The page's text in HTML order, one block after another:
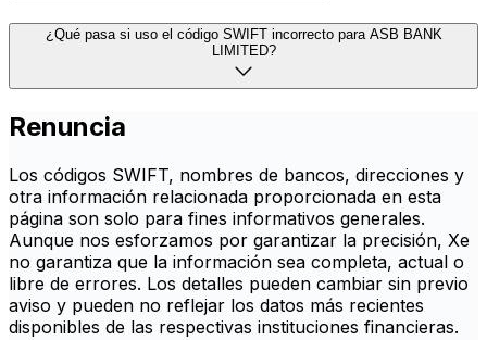
¿Qué pasa si uso el código SWIFT incorrecto para ASB BANK
LIMITED?
Renuncia
Los códigos SWIFT, nombres de bancos, direcciones y
otra información relacionada proporcionada en esta
página son solo para fines informativos generales.
Aunque nos esforzamos por garantizar la precisión, Xe
no garantiza que la información sea completa, actual o
libre de errores. Los detalles pueden cambiar sin previo
aviso y pueden no reflejar los datos más recientes
disponibles de las respectivas instituciones financieras.